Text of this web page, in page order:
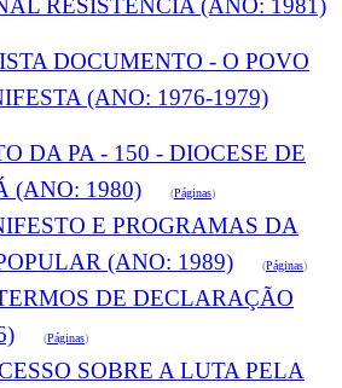
RESISTÊNCIA (ANO: 1981)
DOCUMENTO - O POVO
(ANO: 1976-1979)
DA PA - 150 - DIOCESE DE
(ANO: 1980) (Páginas)
E PROGRAMAS DA
(ANO: 1989) (Páginas)
DE DECLARAÇÃO
(Páginas)
SOBRE A LUTA PELA